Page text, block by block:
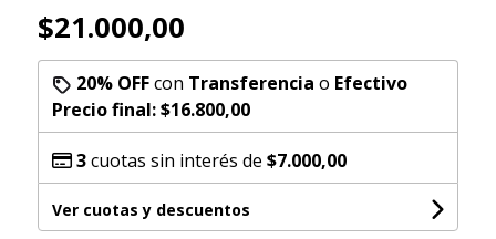
$21.000,00
20% OFFcon Transferencia o Efectivo
Precio final:$16.800,00
3cuotas sin interés de $7.000,00
Ver cuotas y descuentos